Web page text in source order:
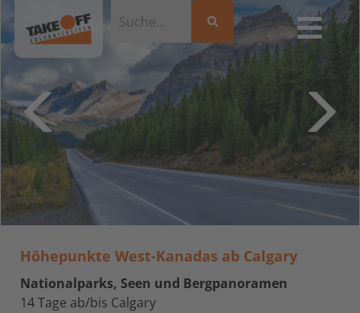
Höhepunkte West-Kanadas ab Calgary
Nationalparks, Seen und Bergpanoramen
14 Tage ab/bis Calgary